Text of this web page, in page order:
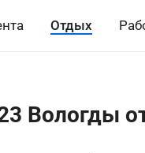
Отдых
Вологды